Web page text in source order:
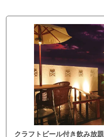
クラフトビール付き飲み放